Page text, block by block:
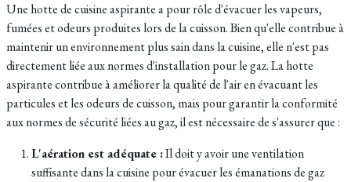
Une hotte de cuisine aspirante a pour rôle d'évacuer les vapeurs,
fumées et odeurs produites lors de la cuisson. Bien qu'elle contribue à
maintenir un environnement plus sain dans la cuisine, elle n'est pas
directement liée aux normes d'installation pour le gaz. La hotte
aspirante contribue à améliorer la qualité de l'air en évacuant les
particules et les odeurs de cuisson, mais pour garantir la conformité
aux normes de sécurité liées au gaz, il est nécessaire de s'assurer que :
L'aération est adéquate :Il doit y avoir une ventilation
suffisante dans la cuisine pour évacuer les émanations de gaz